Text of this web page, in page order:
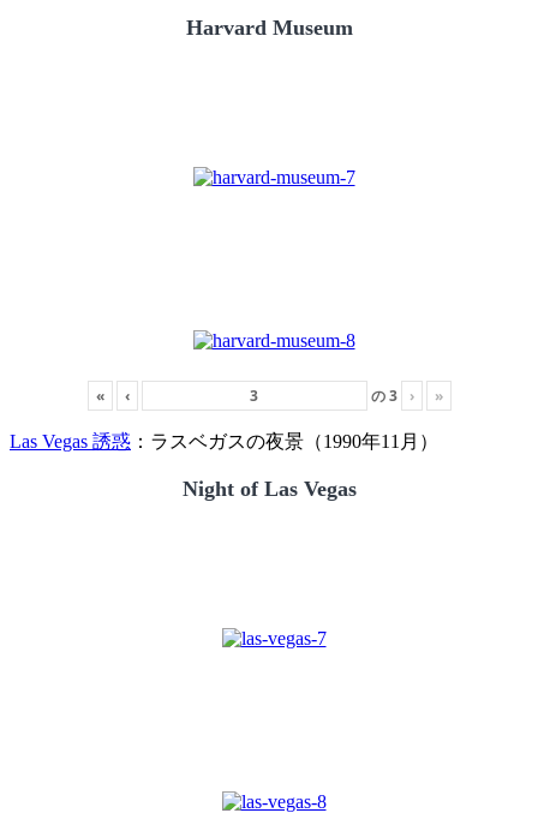
Harvard Museum
« ‹ の3 › »
Las Vegas 誘惑 ：ラスベガスの夜景（1990年11月）
Night of Las Vegas